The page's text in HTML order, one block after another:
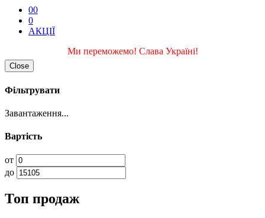
00
0
АКЦІЇ
Ми переможемо! Слава Україні!
Close
Фільтрувати
Завантаження...
Вартість
от
до
Топ продаж